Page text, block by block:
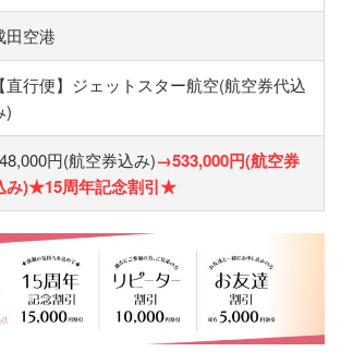
田空港
【直行便】ジェットスター航空(航空券代込
)
円(航空券込み)→533,000円(航空券
み)★15周年記念割引★